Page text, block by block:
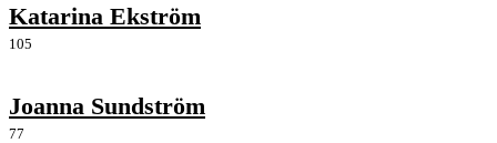
Katarina Ekström
105
Joanna Sundström
77